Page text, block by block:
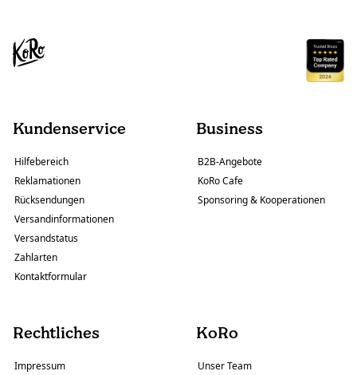
Kundenservice
Hilfebereich
Reklamationen
Rücksendungen
Versandinformationen
Versandstatus
Zahlarten
Kontaktformular
Business
B2B-Angebote
KoRo Cafe
Sponsoring & Kooperationen
Rechtliches
Impressum
KoRo
Unser Team